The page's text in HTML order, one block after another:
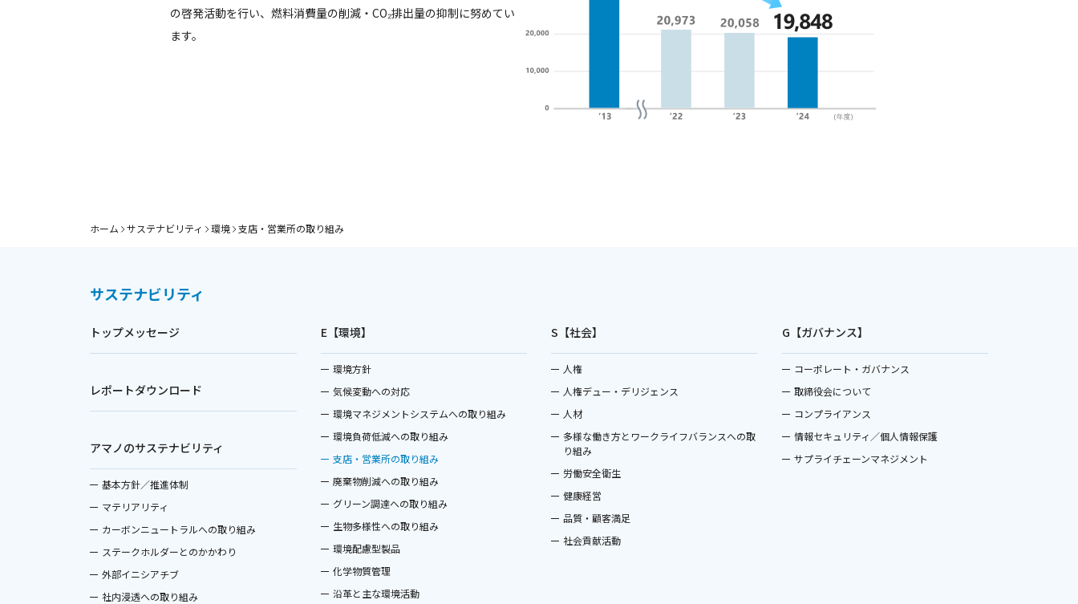
の啓発活動を行い、燃料消費量の削減・CO₂排出量の抑制に努めてい
ます。
ホーム サステナビリティ 環境 支店・営業所の取り組み
サステナビリティ
トップメッセージ
レポートダウンロード
アマノのサステナビリティ
基本方針／推進体制
マテリアリティ
カーボンニュートラルへの取り組み
ステークホルダーとのかかわり
外部イニシアチブ
社内浸透への取り組み
E【環境】
環境方針
気候変動への対応
環境マネジメントシステムへの取り組み
環境負荷低減への取り組み
支店・営業所の取り組み
廃棄物削減への取り組み
グリーン調達への取り組み
生物多様性への取り組み
環境配慮型製品
化学物質管理
沿革と主な環境活動
S【社会】
人権
人権デュー・デリジェンス
人材
多様な働き方とワークライフバランスへの取
り組み
労働安全衛生
健康経営
品質・顧客満足
社会貢献活動
G【ガバナンス】
コーポレート・ガバナンス
取締役会について
コンプライアンス
情報セキュリティ／個人情報保護
サプライチェーンマネジメント